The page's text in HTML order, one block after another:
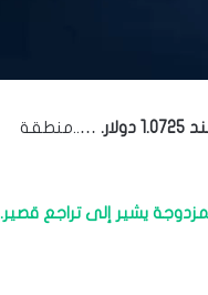
…..منطقة
يشير إلى تراجع قصير.